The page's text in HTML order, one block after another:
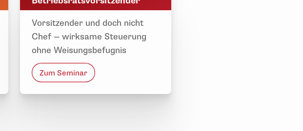
Vorsitzender und doch nicht
Chef — wirksame Steuerung
ohne Weisungsbefugnis
Zum Seminar